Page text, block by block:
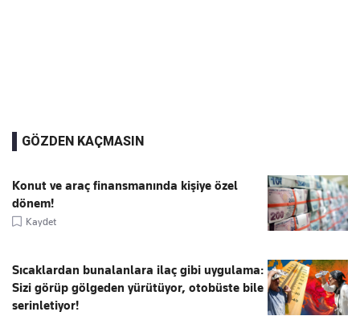
GÖZDEN KAÇMASIN
Konut ve araç finansmanında kişiye özel
dönem!
Kaydet
Sıcaklardan bunalanlara ilaç gibi uygulama:
Sizi görüp gölgeden yürütüyor, otobüste bile
serinletiyor!